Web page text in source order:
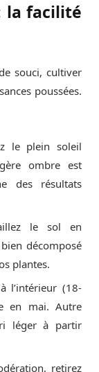
la facilité
souci, cultiver
poussées.
le plein soleil
ombre est
des résultats
le sol en
décomposé
plantes.
l’intérieur (18-
en mai. Autre
léger à partir
retirez